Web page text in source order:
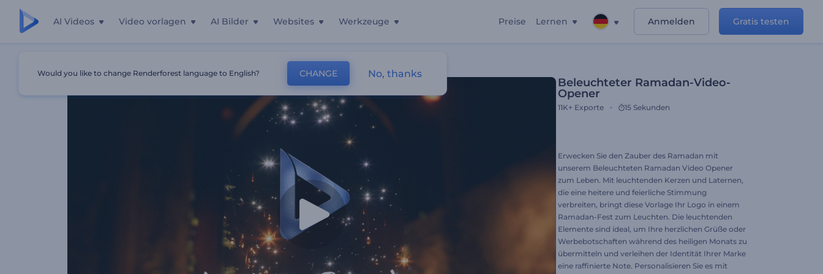
AI Videos Video vorlagen AI Bilder Websites Werkzeuge Preise Lernen Anmelden Gratis testen
Beleuchteter Ramadan-Video-
Opener
11K+ Exporte 15 Sekunden
Erwecken Sie den Zauber des Ramadan mit
unserem Beleuchteten Ramadan Video Opener
zum Leben. Mit leuchtenden Kerzen und Laternen,
die eine heitere und feierliche Stimmung
verbreiten, bringt diese Vorlage Ihr Logo in einem
Ramadan-Fest zum Leuchten. Die leuchtenden
Elemente sind ideal, um Ihre herzlichen Grüße oder
Werbebotschaften während des heiligen Monats zu
übermitteln und verleihen der Identität Ihrer Marke
eine raffinierte Note. Personalisieren Sie es mit
Would you like to change Renderforest language to English? CHANGE No, thanks